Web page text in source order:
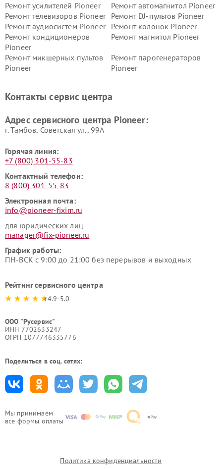
Мы принимаем
все формы оплаты
Ремонт усилителей Pioneer
Ремонт автомагнитол Pioneer
Ремонт телевизоров Pioneer
Ремонт DJ-пультов Pioneer
Ремонт аудиосистем Pioneer
Ремонт колонок Pioneer
Ремонт кондиционеров
Pioneer
Ремонт магнитол Pioneer
Ремонт микшерных пультов
Pioneer
Ремонт парогенераторов
Pioneer
Контакты сервис центра
Адрес сервисного центра Pioneer:
г. Тамбов, Советская ул., 99А
Горячая линия:
+7 (800) 301-55-83
Контактный телефон:
8 (800) 301-55-83
Электронная почта:
info@pioneer-fixim.ru
для юридических лиц
manager@fix-pioneer.ru
График работы:
ПН-ВСК с 9:00 до 21:00 без перерывов и выходных
Рейтинг сервисного центра
4.9-5.0
ООО "Русервис"
ИНН 7702633247
ОГРН 1077746335776
Поделиться в соц. сетях:
Политика конфиденциальности